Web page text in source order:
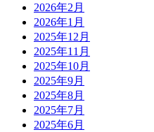
2026年2月
2026年1月
2025年12月
2025年11月
2025年10月
2025年9月
2025年8月
2025年7月
2025年6月